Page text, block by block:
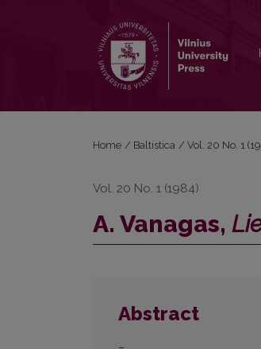
Home / Baltistica / Vol. 20 No. 1
Vol. 20 No. 1 (1984)
A. Vanagas,
Abstract